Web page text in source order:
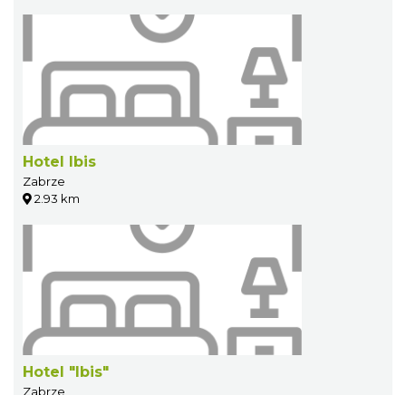
Hotel Ibis
Zabrze
2.93 km
Hotel "Ibis"
Zabrze